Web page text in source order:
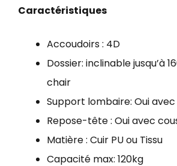
Caractéristiques
Accoudoirs : 4D
Dossier: inclinable jusqu’à
chair
Support lombaire: Oui
Repose-tête : Oui avec
Matière : Cuir PU ou Tissu
Capacité max: 120kg